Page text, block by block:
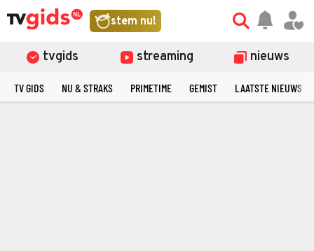
stem nu!
tvgids streaming nieuws
TV GIDS NU & STRAKS PRIMETIME GEMIST LAATSTE NIEUWS